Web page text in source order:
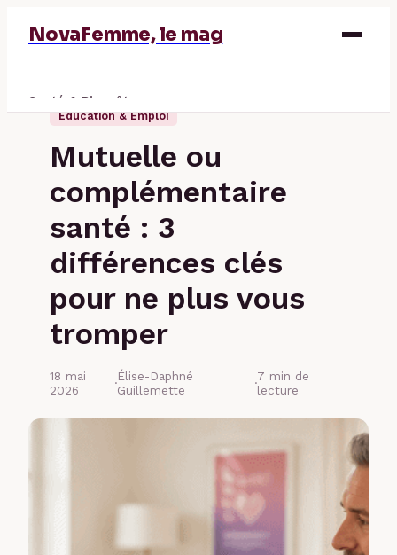
NovaFemme, le mag
Santé & Bien-être
Éducation & Emploi
Mutuelle ou
complémentaire
santé : 3
différences clés
pour ne plus vous
tromper
18 mai
2026
·Élise-Daphné
Guillemette
·7 min de
lecture